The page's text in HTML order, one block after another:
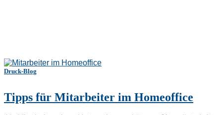
Druck-Blog
Tipps für Mitarbeiter im Homeoffice